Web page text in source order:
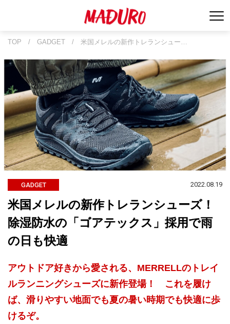
TOP / GADGET / 米国メレルの新作トレランシュー…
GADGET 2022.08.19
米国メレルの新作トレランシューズ！
除湿防水の「ゴアテックス」採用で雨
の日も快適
アウトドア好きから愛される、MERRELLのトレイ
ルランニングシューズに新作登場！ これを履け
ば、滑りやすい地面でも夏の暑い時期でも快適に歩
けるぞ。